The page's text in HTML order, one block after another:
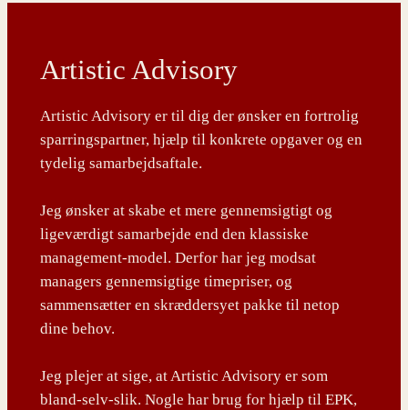
Artistic Advisory
Artistic Advisory er til dig der ønsker en fortrolig
sparringspartner, hjælp til konkrete opgaver og en
tydelig samarbejdsaftale.
Jeg ønsker at skabe et mere gennemsigtigt og
ligeværdigt samarbejde end den klassiske
management-model. Derfor har jeg modsat
managers gennemsigtige timepriser, og
sammensætter en skræddersyet pakke til netop
dine behov.
Jeg plejer at sige, at Artistic Advisory er som
bland-selv-slik. Nogle har brug for hjælp til EPK,